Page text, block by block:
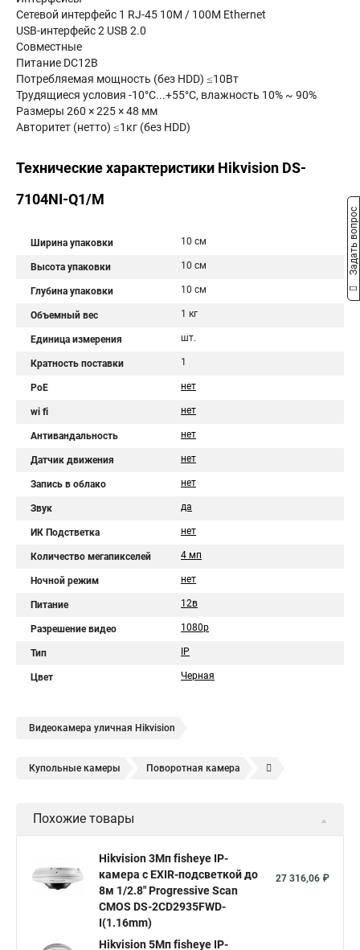
Сетевой интерфейс 1 RJ-45 10M / 100M Ethernet
USB-интерфейс 2 USB 2.0
Совместные
Питание DC12В
Потребляемая мощность (без HDD) ≤10Вт
Трудящиеся условия -10°C...+55°C, влажность 10% ~ 90%
Размеры 260 × 225 × 48 мм
Авторитет (нетто) ≤1кг (без HDD)
Технические характеристики Hikvision DS-
7104NI-Q1/M
Ширина упаковки 10 см
Высота упаковки 10 см
Глубина упаковки 10 см
Объемный вес 1 кг
Единица измерения шт.
Кратность поставки 1
PoE нет
wi fi нет
Антивандальность нет
Датчик движения нет
Запись в облако нет
Звук да
ИК Подстветка нет
Количество мегапикселей 4 мп
Ночной режим нет
Питание 12в
Разрешение видео 1080p
Тип IP
Цвет Черная
Видеокамера уличная Hikvision
Купольные камеры Поворотная камера
Камера видеонаблюдения hikvision
Hikvision купить Hikvision уличная ip камера
Hikvision poe
Похожие товары
Hikvision 3Мп fisheye IP-
камера c EXIR-подсветкой до
8м 1/2.8" Progressive Scan
CMOS DS-2CD2935FWD-
I(1.16mm)
27 316,06 ₽
Hikvision 5Мп fisheye IP-
Задать вопрос